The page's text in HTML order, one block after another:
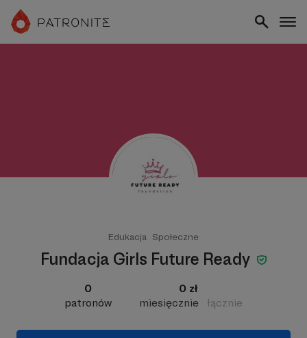
Edukacja Społeczne
Fundacja Girls Future Ready
0
patronów
0 zł
miesięcznie
łącznie